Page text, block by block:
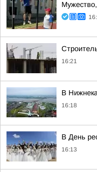
16:21
В
16:18
В День
16:13